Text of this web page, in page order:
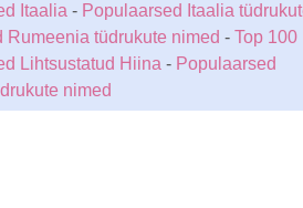
Itaalia - Populaarsed Itaalia
Rumeenia tüdrukute nimed - Top 100
Lihtsustatud Hiina - Populaarsed
nimed